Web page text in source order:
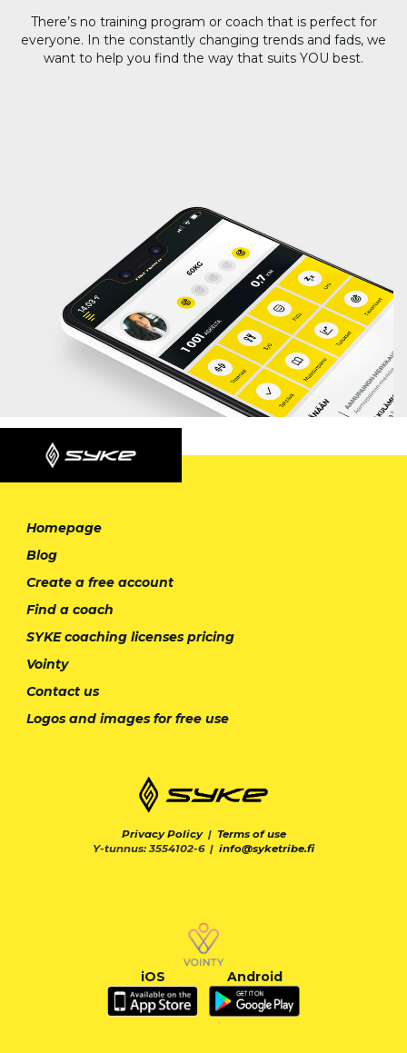
There’s no training program or coach that is perfect for
everyone. In the constantly changing trends and fads, we
want to help you find the way that suits YOU best.
Homepage
Blog
Create a free account
Find a coach
SYKE coaching licenses pricing
Vointy
Contact us
Logos and images for free use
Privacy Policy| Terms of use
Y-tunnus: 3554102-6 | info@syketribe.fi
iOS Android